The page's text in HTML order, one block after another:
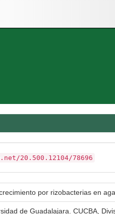
20.500.12104/78696
por rizobacterias en
de Guadalajara. CUCBA,